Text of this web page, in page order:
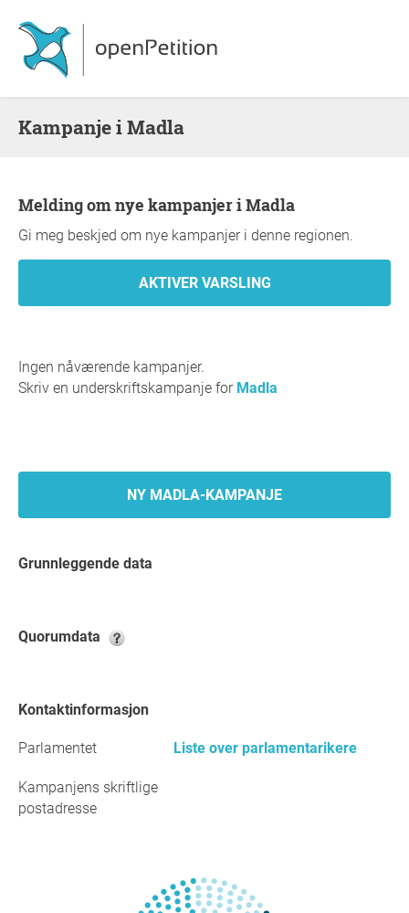
Kampanje i Madla
Melding om nye kampanjer i Madla
Gi meg beskjed om nye kampanjer i denne regionen.
Ingen nåværende kampanjer.
Skriv en underskriftskampanje for Madla
NY MADLA-KAMPANJE
Grunnleggende data
Quorumdata
Kontaktinformasjon
Parlamentet Liste over parlamentarikere
Kampanjens skriftlige
postadresse